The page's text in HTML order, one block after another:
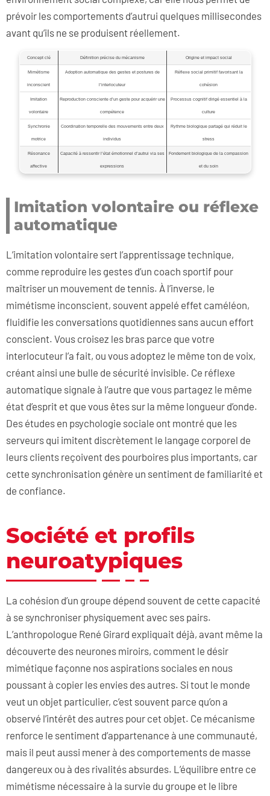
prévoir les comportements d’autrui quelques millisecondes
avant qu’ils ne se produisent réellement.
Concept clé Définition précise du mécanisme Origine et impact social
Mimétisme
inconscient
Adoption automatique des gestes et postures de
l’interlocuteur
Réflexe social primitif favorisant la
cohésion
Imitation
volontaire
Reproduction consciente d’un geste pour acquérir une
compétence
Processus cognitif dirigé essentiel à la
culture
Synchronie
motrice
Coordination temporelle des mouvements entre deux
individus
Rythme biologique partagé qui réduit le
stress
Résonance
affective
Capacité à ressentir l’état émotionnel d’autrui via ses
expressions
Fondement biologique de la compassion
et du soin
Imitation volontaire ou réflexe
automatique
L’imitation volontaire sert l’apprentissage technique,
comme reproduire les gestes d’un coach sportif pour
maîtriser un mouvement de tennis. À l’inverse, le
mimétisme inconscient, souvent appelé effet caméléon,
fluidifie les conversations quotidiennes sans aucun effort
conscient. Vous croisez les bras parce que votre
interlocuteur l’a fait, ou vous adoptez le même ton de voix,
créant ainsi une bulle de sécurité invisible. Ce réflexe
automatique signale à l’autre que vous partagez le même
état d’esprit et que vous êtes sur la même longueur d’onde.
Des études en psychologie sociale ont montré que les
serveurs qui imitent discrètement le langage corporel de
leurs clients reçoivent des pourboires plus importants, car
cette synchronisation génère un sentiment de familiarité et
de confiance.
Société et profils
neuroatypiques
La cohésion d’un groupe dépend souvent de cette capacité
à se synchroniser physiquement avec ses pairs.
L’anthropologue René Girard expliquait déjà, avant même la
découverte des neurones miroirs, comment le désir
mimétique façonne nos aspirations sociales en nous
poussant à copier les envies des autres. Si tout le monde
veut un objet particulier, c’est souvent parce qu’on a
observé l’intérêt des autres pour cet objet. Ce mécanisme
renforce le sentiment d’appartenance à une communauté,
mais il peut aussi mener à des comportements de masse
dangereux ou à des rivalités absurdes. L’équilibre entre ce
mimétisme nécessaire à la survie du groupe et le libre